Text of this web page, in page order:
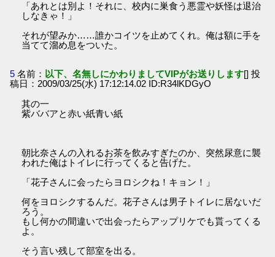
「あれとは別よ！それに、校内に巣食う悪霊や妖怪は退治
しなきゃ！」
それが望みか……誰かコイツを止めてくれ。俺は額に手を
当てて溜め息をついた。
5 名前： 以下、名無しにかわりましてVIPがお送りします[] 投
稿日：2009/03/25(水) 17:12:14.02 ID:R34lKDGyO
其の一
紫ババアと赤い紙青い紙
朝比奈さんの入れるお茶を飲みすぎたのか、突然尿意に襲
われた俺はトイレに行ってくると告げた。
「花子さんに会ったらヨロシクね！キョン！」
何をヨロシクするんだ。花子さんは男子トイレに居ないだ
ろう。
もし何かの間違いで出会ったらアップリケでも貰ってくる
よ。
そう言い残して部室を出る。